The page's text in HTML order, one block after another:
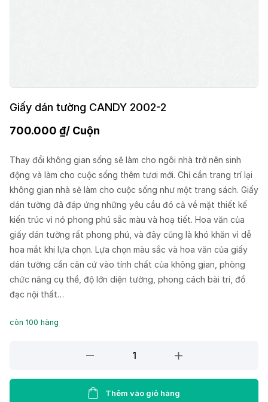
Giấy dán tường CANDY 2002-2
700.000 ₫/ Cuộn
Thay đổi không gian sống sẽ làm cho ngôi nhà trở nên sinh
động và làm cho cuộc sống thêm tươi mới. Chỉ cần trang trí lại
không gian nhà sẽ làm cho cuộc sống như một trang sách. Giấy
dán tường đã đáp ứng những yêu cầu đó cả về mặt thiết kế
kiến trúc vì nó phong phú sắc màu và hoạ tiết. Hoa văn của
giấy dán tường rất phong phú, và đây cũng là khó khăn vì dễ
hoa mắt khi lựa chọn. Lựa chọn màu sắc và hoa văn của giấy
dán tường cần căn cứ vào tính chất của không gian, phòng
chức năng cụ thể, độ lớn diện tường, phong cách bài trí, đồ
đạc nội thất…
còn 100 hàng
tường
Thêm vào giỏ hàng